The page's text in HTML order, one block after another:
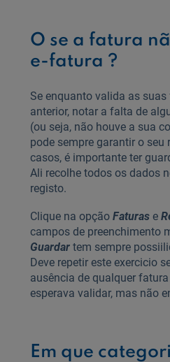
O se a fatura
e-fatura ?
Se enquanto valida as
anterior, notar a falta de
(ou seja, não houve a sua
pode sempre garantir o seu
casos, é importante ter
Ali recolhe todos os dados
registo.
Clique na opção Faturas e
campos de preenchimento
Guardartem sempre
Deve repetir este exercicio
ausência de qualquer
esperava validar, mas não
Em que